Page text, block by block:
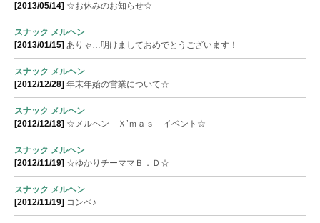
[2013/05/14] ☆お休みのお知らせ☆
スナック メルヘン
[2013/01/15] ありゃ…明けましておめでとうございます！
スナック メルヘン
[2012/12/28] 年末年始の営業について☆
スナック メルヘン
[2012/12/18] ☆メルヘン Ｘ’ｍａｓ イベント☆
スナック メルヘン
[2012/11/19] ☆ゆかりチーママＢ．Ｄ☆
スナック メルヘン
[2012/11/19] コンペ♪